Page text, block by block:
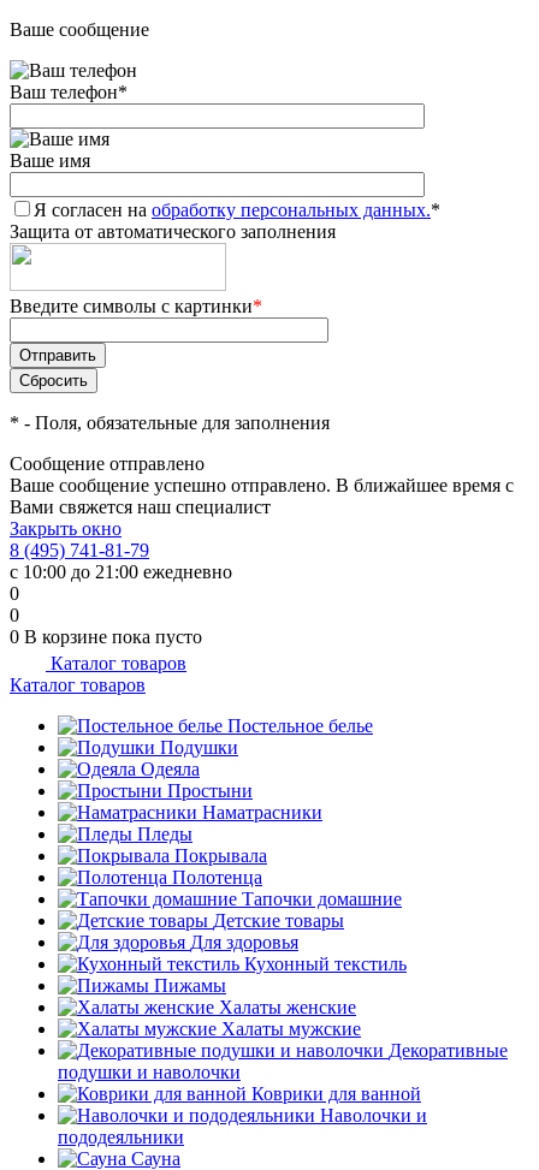
Ваше сообщение
Ваш телефон*
Ваше имя
Я согласен на обработку персональных данных.*
Защита от автоматического заполнения
Введите символы с картинки*
* - Поля, обязательные для заполнения
Сообщение отправлено
Ваше сообщение успешно отправлено. В ближайшее время с
Вами свяжется наш специалист
Закрыть окно
8 (495) 741-81-79
с 10:00 до 21:00 ежедневно
0
0
0 В корзине пока пусто
Каталог товаров
Каталог товаров
Постельное белье
Подушки
Одеяла
Простыни
Наматрасники
Пледы
Покрывала
Полотенца
Тапочки домашние
Детские товары
Для здоровья
Кухонный текстиль
Пижамы
Халаты женские
Халаты мужские
Декоративные
подушки и наволочки
Коврики для ванной
Наволочки и
пододеяльники
Сауна